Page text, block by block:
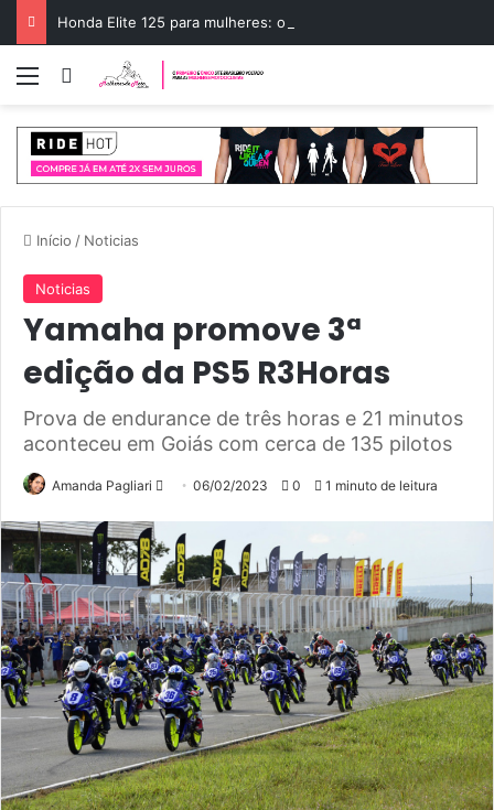
Honda Elite 125 para mulheres: o scooter ideal
Menu Entrar
Início / Noticias
Noticias
Yamaha promove 3ª
edição da PS5 R3Horas
Prova de endurance de três horas e 21 minutos
aconteceu em Goiás com cerca de 135 pilotos
Amanda Pagliari
Mande
mail
06/02/2023 0 1 minuto de leitura